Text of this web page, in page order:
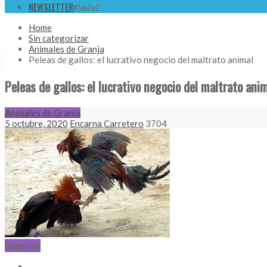
NEWSLETTER#7eb2e2
Home
Sin categorizar
Animales de Granja
Peleas de gallos: el lucrativo negocio del maltrato animal
Peleas de gallos: el lucrativo negocio del maltrato
Animales de Granja
5 octubre, 2020 Encarna Carretero 3704
Comparte!